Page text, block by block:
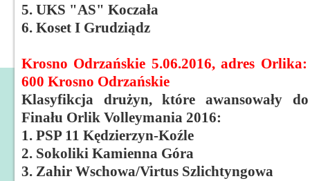
5. UKS "AS" Koczała
6. Koset I Grudziądz
Krosno Odrzańskie 5.06.2016, adres
600 Krosno Odrzańskie
Klasyfikcja drużyn, które awansowały
Finału Orlik Volleymania 2016:
1. PSP 11 Kędzierzyn-Koźle
2. Sokoliki Kamienna Góra
3. Zahir Wschowa/Virtus Szlichtyngowa